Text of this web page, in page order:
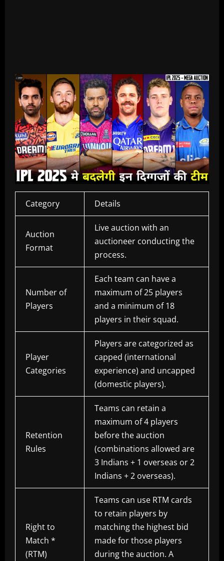
Category Details
Auction
Format
Live auction with an
auctioneer conducting the
process.
Number of
Players
Each team can have a
maximum of 25 players
and a minimum of 18
players in their squad.
Player
Categories
Players are categorized as
capped (international
experience) and uncapped
(domestic players).
Retention
Rules
Teams can retain a
maximum of 4 players
before the auction
(combinations allowed are
3 Indians + 1 overseas or 2
Indians + 2 overseas).
Right to
Match *
(RTM)
Teams can use RTM cards
to retain players by
matching the highest bid
made for those players
during the auction. A